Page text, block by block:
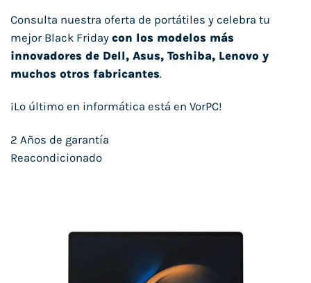
Consulta nuestra oferta de portátiles y celebra tu
mejor Black Friday con los modelos más
innovadores de Dell, Asus, Toshiba, Lenovo y
muchos otros fabricantes.
¡Lo último en informática está en VorPC!
2 Años de garantía
Reacondicionado